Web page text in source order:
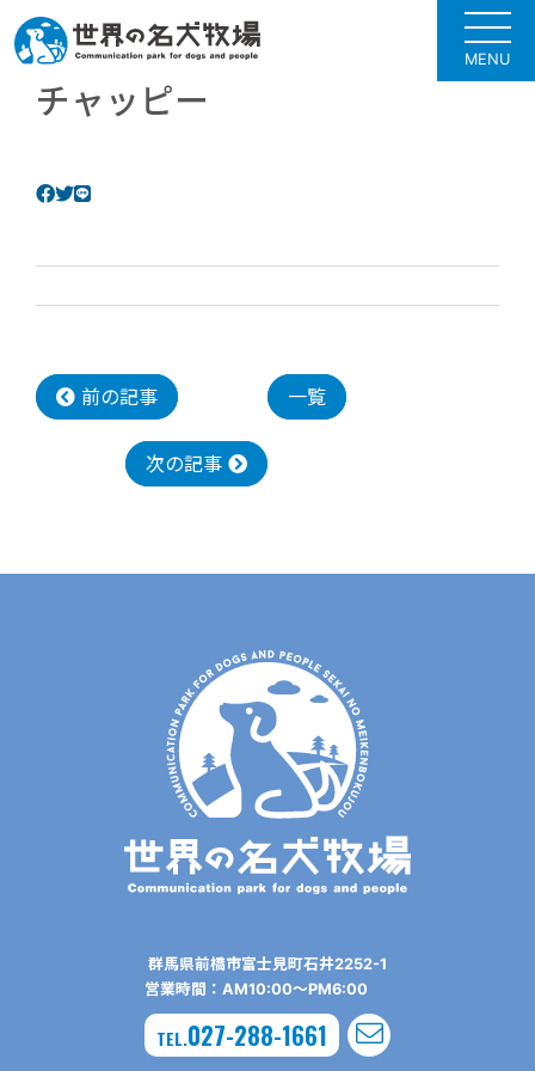
MENU
チャッピー
前の記事 一覧
次の記事
群⾺県前橋市富⼠⾒町⽯井2252-1
営業時間：AM10:00〜PM6:00
TEL.027-288-1661